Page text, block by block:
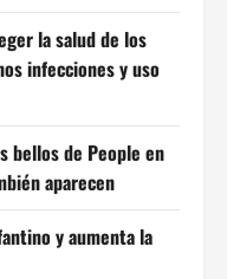
la salud de los
infecciones y uso
bellos de People en
aparecen
y aumenta la